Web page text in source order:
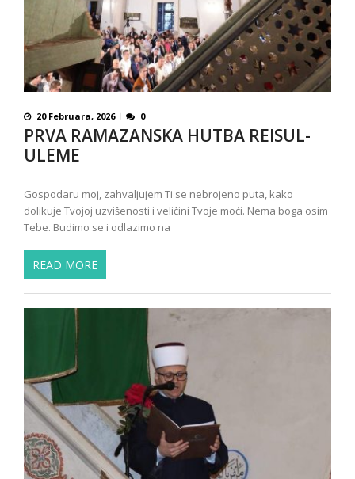
20 Februara, 2026 0
PRVA RAMAZANSKA HUTBA REISUL-
ULEME
Gospodaru moj, zahvaljujem Ti se nebrojeno puta, kako
dolikuje Tvojoj uzvišenosti i veličini Tvoje moći. Nema boga osim
Tebe. Budimo se i odlazimo na
READ MORE